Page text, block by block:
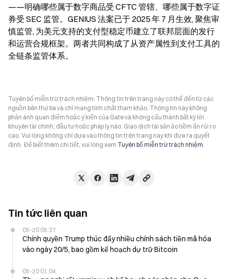
——明确哪些属于数字商品受 CFTC 管辖、哪些属于数字证
券受 SEC 监管。GENIUS 法案已于 2025 年 7 月生效, 聚焦审
慎监管, 为美元支持的支付型稳定币建立了联邦层面的发行
和运营合规框架。两者共同构成了从资产属性到支付工具的
全链条监管体系。
Tuyên bố miễn trừ trách nhiệm: Thông tin trên trang này có thể đến từ các
nguồn bên thứ ba và chỉ mang tính chất tham khảo. Thông tin này không
phản ánh quan điểm hoặc ý kiến của Gate và không cấu thành bất kỳ lời
khuyên tài chính, đầu tư hoặc pháp lý nào. Giao dịch tài sản ảo tiềm ẩn rủi ro
cao. Vui lòng không chỉ dựa vào thông tin trên trang này khi đưa ra quyết
định. Để biết thêm chi tiết, vui lòng xem Tuyên bố miễn trừ trách nhiệm.
Tin tức liên quan
05-20 05:37
Chính quyền Trump thúc đẩy nhiều chính sách tiền mã hóa
vào ngày 20/5, bao gồm kế hoạch dự trữ Bitcoin
05-20 01:04